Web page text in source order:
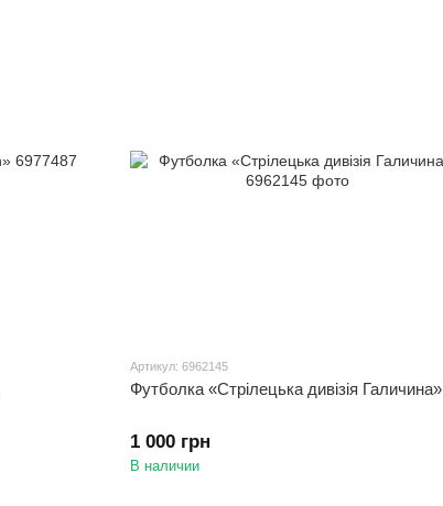
Артикул: 6962145
Футболка «Стрілецька дивізія Галичина»
1 000 грн
В наличии